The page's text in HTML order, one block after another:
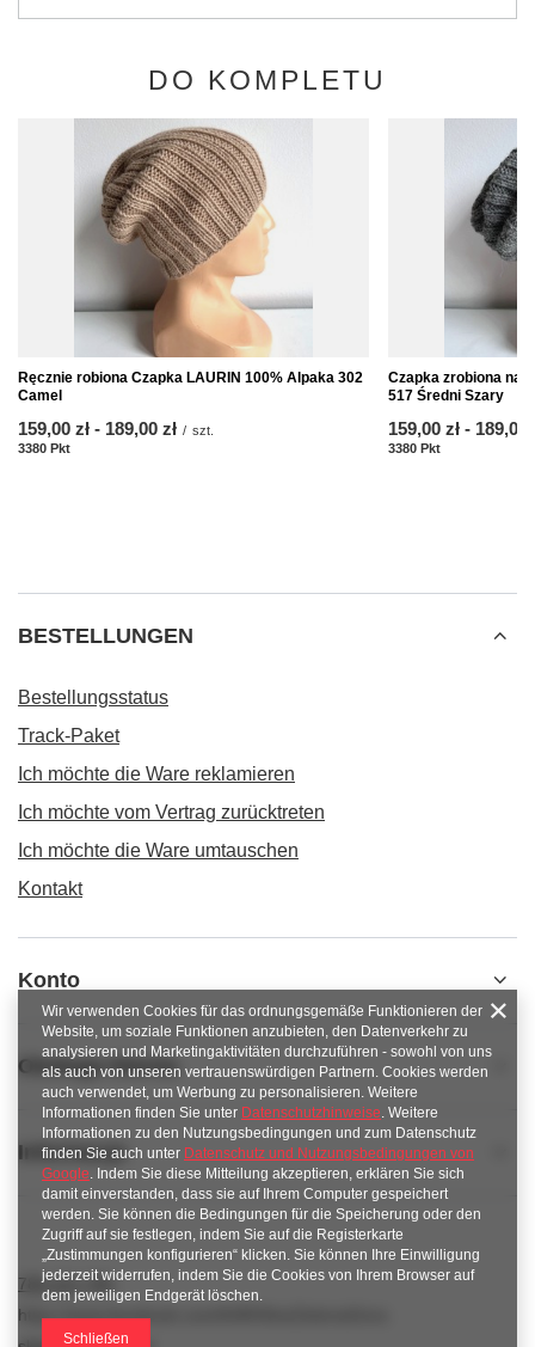
DO KOMPLETU
Ręcznie robiona Czapka LAURIN 100% Alpaka 302
Camel
ab
159,00 zł - bis
189,00 zł / szt.
3380 Pkt
Czapka zrobiona na
517 Średni Szary
ab
159,00 zł - bis
189,00
3380 Pkt
BESTELLUNGEN
Bestellungsstatus
Track-Paket
Ich möchte die Ware reklamieren
Ich möchte vom Vertrag zurücktreten
Ich möchte die Ware umtauschen
Kontakt
Konto
Obsługa klienta
Informacje
789 221 795
https://www.facebook.com/KAROlineZielonaGora
Wir verwenden Cookies für das ordnungsgemäße Funktionieren der
Website, um soziale Funktionen anzubieten, den Datenverkehr zu
analysieren und Marketingaktivitäten durchzuführen - sowohl von uns
als auch von unseren vertrauenswürdigen Partnern. Cookies werden
auch verwendet, um Werbung zu personalisieren. Weitere
Informationen finden Sie unter Datenschutzhinweise. Weitere
Informationen zu den Nutzungsbedingungen und zum Datenschutz
finden Sie auch unter Datenschutz und Nutzungsbedingungen von
Google. Indem Sie diese Mitteilung akzeptieren, erklären Sie sich
damit einverstanden, dass sie auf Ihrem Computer gespeichert
werden. Sie können die Bedingungen für die Speicherung oder den
Zugriff auf sie festlegen, indem Sie auf die Registerkarte
„Zustimmungen konfigurieren“ klicken. Sie können Ihre Einwilligung
jederzeit widerrufen, indem Sie die Cookies von Ihrem Browser auf
dem jeweiligen Endgerät löschen.
Schließen